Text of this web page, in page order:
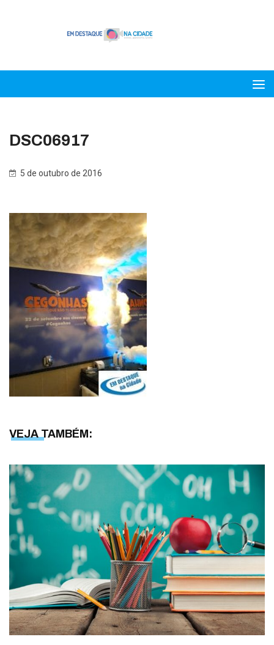
DSC06917
5 de outubro de 2016
VEJA TAMBÉM: